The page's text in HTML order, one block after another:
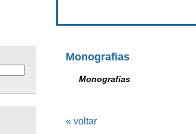
Monografias
Monografias
« voltar